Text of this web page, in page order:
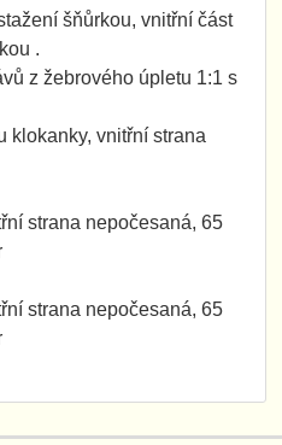
šňůrkou, vnitřní část
.
z žebrového úpletu 1:1 s
klokanky, vnitřní strana
strana nepočesaná, 65
strana nepočesaná, 65